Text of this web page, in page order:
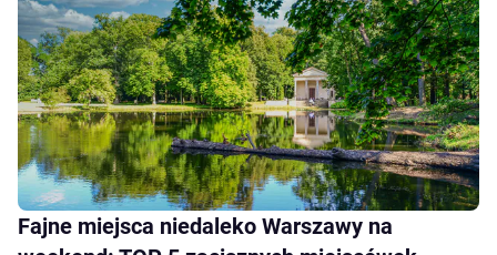
Fajne miejsca niedaleko Warszawy na